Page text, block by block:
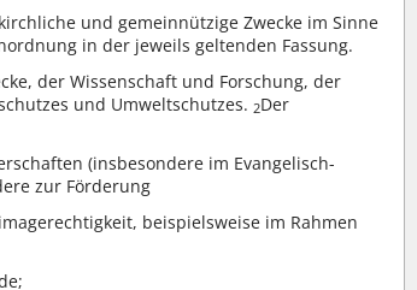
und gemeinnützige Zwecke im Sinne
in der jeweils geltenden Fassung.
der Wissenschaft und Forschung, der
und Umweltschutzes. 2Der
(insbesondere im Evangelisch-
zur Förderung
beispielsweise im Rahmen